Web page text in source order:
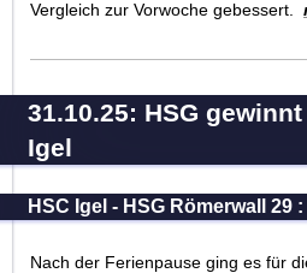
Vergleich zur Vorwoche gebessert.
31.10.25: HSG
Igel
HSC Igel - HSG Römerwall 29
Nach der Ferienpause ging es für